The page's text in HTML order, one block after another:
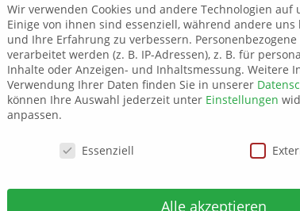
Wir verwenden Cookies und andere Technologien auf
Einige von ihnen sind essenziell, während andere uns
und Ihre Erfahrung zu verbessern.
verarbeitet werden (z. B. IP-Adressen), z. B. für
Inhalte oder Anzeigen- und Inhaltsmessung. Weitere
Verwendung Ihrer Daten finden Sie in unserer
können Ihre Auswahl jederzeit unter Einstellungen
anpassen.
Datenschutzeinstellungen
Essenziell
Alle akzeptieren